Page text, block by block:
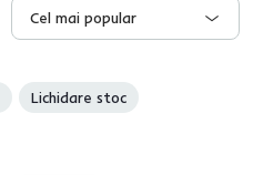
Cel mai popular
Lichidare stoc